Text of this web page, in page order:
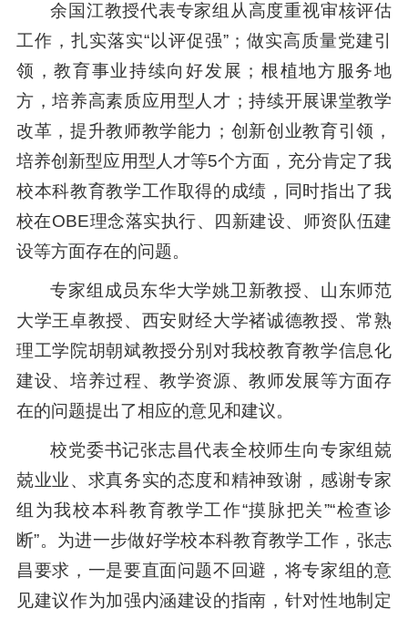
余国江教授代表专家组从高度重视审核评估
工作，扎实落实“以评促强”；做实高质量党建引
领，教育事业持续向好发展；根植地方服务地
方，培养高素质应用型人才；持续开展课堂教学
改革，提升教师教学能力；创新创业教育引领，
培养创新型应用型人才等5个方面，充分肯定了我
校本科教育教学工作取得的成绩，同时指出了我
校在OBE理念落实执行、四新建设、师资队伍建
设等方面存在的问题。
专家组成员东华大学姚卫新教授、山东师范
大学王卓教授、西安财经大学褚诚德教授、常熟
理工学院胡朝斌教授分别对我校教育教学信息化
建设、培养过程、教学资源、教师发展等方面存
在的问题提出了相应的意见和建议。
校党委书记张志昌代表全校师生向专家组兢
兢业业、求真务实的态度和精神致谢，感谢专家
组为我校本科教育教学工作“摸脉把关”“检查诊
断”。为进一步做好学校本科教育教学工作，张志
昌要求，一是要直面问题不回避，将专家组的意
见建议作为加强内涵建设的指南，针对性地制定